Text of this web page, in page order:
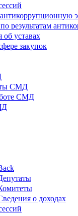
результатам
уставах
закупок
СМД
СМД
о доходах